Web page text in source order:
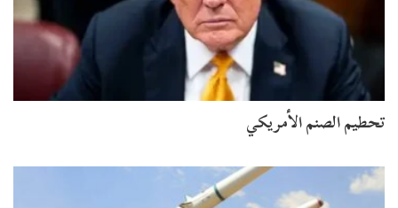
تحطيم الصنم الأمريكي